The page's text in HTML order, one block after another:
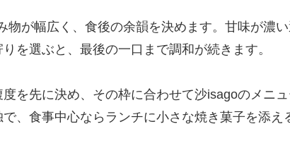
物が幅広く、食後の余韻を決めます。甘味が濃
を選ぶと、最後の一口まで調和が続きます。
を先に決め、その枠に合わせて沙isagoのメニ
、食事中心ならランチに小さな焼き菓子を添え